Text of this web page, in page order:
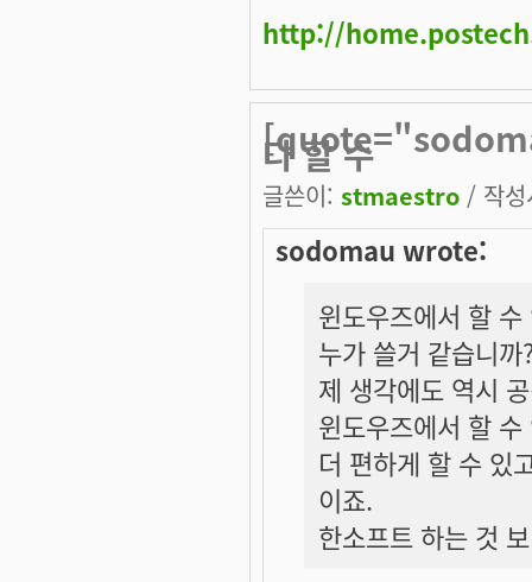
http://
다 할 수
글쓴이: stmaestro / 작
sodomau wrote:
윈도우즈에서 할
누가 쓸거 같습니까
제 생각에도 역시
윈도우즈에서 할
더 편하게 할 수 있
이죠.
한소프트 하는 것